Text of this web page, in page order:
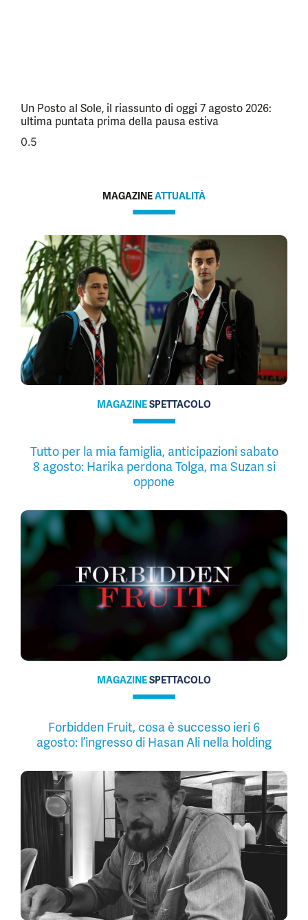
Un Posto al Sole, il riassunto di oggi 7 agosto 2026:
ultima puntata prima della pausa estiva
MAGAZINEATTUALITÀ
MAGAZINESPETTACOLO
Tutto per la mia famiglia, anticipazioni sabato
8 agosto: Harika perdona Tolga, ma Suzan si
oppone
MAGAZINESPETTACOLO
Forbidden Fruit, cosa è successo ieri 6
agosto: l’ingresso di Hasan Ali nella holding